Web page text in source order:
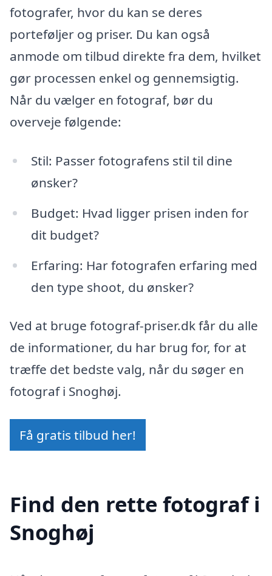
fotografer, hvor du kan se deres
porteføljer og priser. Du kan også
anmode om tilbud direkte fra dem, hvilket
gør processen enkel og gennemsigtig.
Når du vælger en fotograf, bør du
overveje følgende:
Stil: Passer fotografens stil til dine
ønsker?
Budget: Hvad ligger prisen inden for
dit budget?
Erfaring: Har fotografen erfaring med
den type shoot, du ønsker?
Ved at bruge fotograf-priser.dk får du alle
de informationer, du har brug for, for at
træffe det bedste valg, når du søger en
fotograf i Snoghøj.
Få gratis tilbud her!
Find den rette fotograf i
Snoghøj